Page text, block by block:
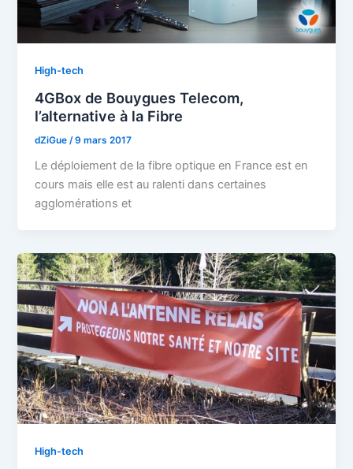
High-tech
4GBox de Bouygues Telecom,
l’alternative à la Fibre
dZiGue /9 mars 2017
Le déploiement de la fibre optique en France est en
cours mais elle est au ralenti dans certaines
agglomérations et
High-tech